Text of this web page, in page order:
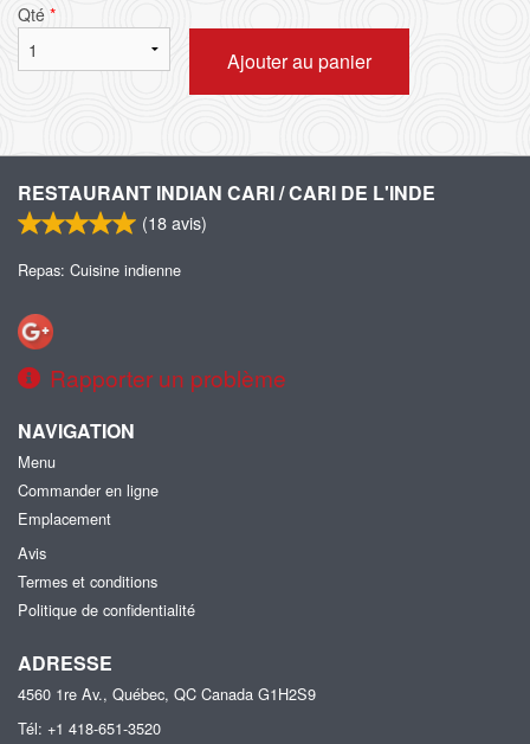
Qté *
Ajouter au panier
RESTAURANT INDIAN CARI / CARI DE L'INDE
(18avis)
Repas: Cuisine indienne
Rapporter un problème
NAVIGATION
Menu
Commander en ligne
Emplacement
Avis
Termes et conditions
Politique de confidentialité
ADRESSE
4560 1re Av., Québec, QC Canada G1H2S9
Tél: +1 418-651-3520